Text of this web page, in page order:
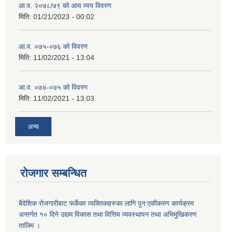
आ.व. २०७८/७९ को आय व्यय विवरण
मिति: 01/21/2023 - 00:02
आ.व. ०७५-०७६ को विवरण
मिति: 11/02/2021 - 13:04
आ.व. ०७४-०७५ को विवरण
मिति: 11/02/2021 - 13:03
अन्य
रोजगार सम्बन्धित
बैदेशिक रोजगारीबाट फर्केका व्यक्तिकहरुका लागि पुन:एकीकरण कार्यक्रम
अन्तर्गत १० दिने उद्यम विकास तथा वित्तिय व्यवस्थापन तथा अभिमुखिकरण
तालिम ।